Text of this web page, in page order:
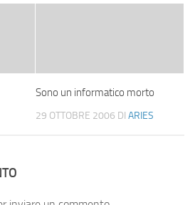
Sono un informatico morto
29 OTTOBRE 2006 DI ARIES